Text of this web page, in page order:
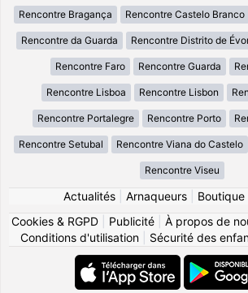
Rencontre Bragança Rencontre Castelo Branco
Rencontre da Guarda Rencontre Distrito de
Rencontre Faro Rencontre Guarda
Rencontre Lisboa Rencontre Lisbon
Rencontre Portalegre Rencontre Porto
Rencontre Setubal Rencontre Viana do Castelo
Rencontre Viseu
Actualités| Arnaqueurs| Boutique|
Cookies & RGPD
Publicité À propos de
Conditions d'utilisation| Sécurité des